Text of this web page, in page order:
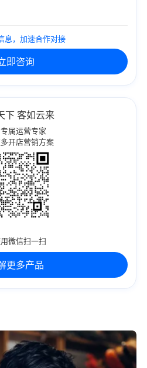
息，加速合作对接
即咨询
下 客如云来
属运营专家
开店营销方案
微信扫一扫
更多产品